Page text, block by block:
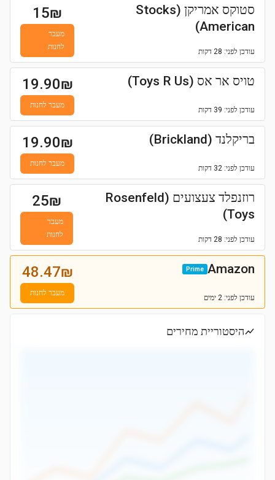
סטוקס אמריקן (Stocks
American)
עודכן לפני: 28 דקות
15₪
מעבר
לחנות
טויס אר אס (Toys R Us)
עודכן לפני: 39 דקות
19.90₪
מעבר לחנות
בריקלנד (Brickland)
עודכן לפני: 32 דקות
19.90₪
מעבר לחנות
רוזנפלד צעצועים (Rosenfeld
Toys)
עודכן לפני: 28 דקות
25₪
מעבר
לחנות
Amazon
Prime
עודכן לפני: 2 ימים
48.47₪
מעבר לחנות
היסטוריית מחירים